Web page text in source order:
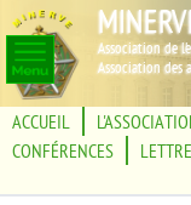
Association de
Association des
ACCUEIL
CONFÉRENCES